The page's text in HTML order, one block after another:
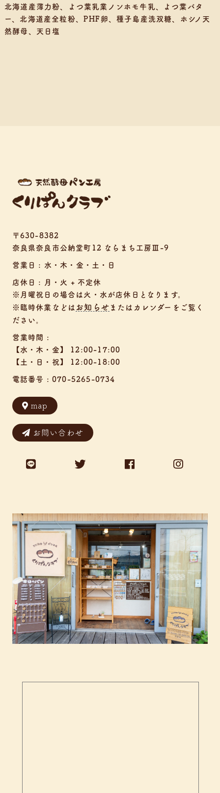
北海道産薄力粉、よつ葉乳業ノンホモ牛乳、よつ葉バタ
ー、北海道産全粒粉、PHF卵、種子島産洗双糖、ホシノ天
然酵母、天日塩
〒630-8382
奈良県奈良市公納堂町12 ならまち工房Ⅲ-9
営業日 : 水・木・金・土・日
店休日 : 月・火 + 不定休
※月曜祝日の場合は火・水が店休日となります。
※臨時休業などは お知らせ またはカレンダーをご覧く
ださい。
営業時間 :
【水・木・金】 12:00-17:00
【土・日・祝】 12:00-18:00
電話番号 :070-5265-0734
map
お問い合わせ